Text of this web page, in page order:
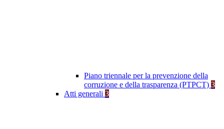
Piano triennale per la prevenzione della
corruzione e della trasparenza (PTPCT) 3
Atti generali 3